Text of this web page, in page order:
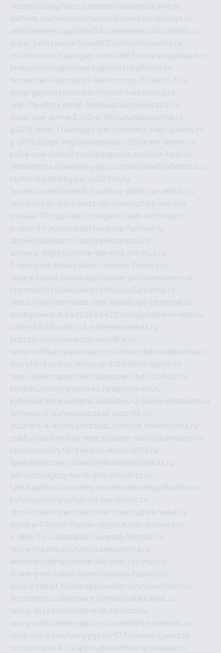
neznobi.rubigfatcc.ru habble.rustarbucksvia.ru
delfinet.rusilvernano.ruelestal.ruvektor-doroga.ru
velotrenajery.rupronso54.ru lenasever.ru lovinskix.ru
show-pets.rusmartnews03.rudiscofoxworld.ru
miraclecoon.rupongup.ru hostel65.ru liura.ruglasspb.ru
firehunters.rugribowo.rugnalis.rubulkitula.ru
hometown-france.ru1-xbeticricetc-1-xbetti-5.ru
shop-garena.rucricetc-1-xbetr-1-xbetcc-2.ru
one-life-story.rutop-halyava.ruaccounts112.ru
poka-vse-doma-2.ru3-d-file.ru hahahaharms.ru
g2012.rutst-1.rushaggy-cat.ruopsmgr.ruev-gallery.ru
g-2012.ruops-mgr.ruaccounts-112.rucsm-demo.ru
poka-vse-doma2.ruairgungames.ruallseo-host.ru
tehosmotre.ruvarieta-yug.rucricetc1xbetr1xbetcc2.ru
raytor-d.ruatillagunn.ru3d-file.ru
1xbeticricetc1xbetti5.ruuafoot-statti.rue-abis1c.ru
store-brawl-stars.rukts-services.rudark-sand.ru
sindika-01.rusp-life.rux-legion.rusib-archives.ru
e-abis-1-c.rusindika01.ruvenda-festival.ru
store-brawlstars.rudooraleksandria.ru
antenna-highly.ru mine-lab-msk.ru1-mus.ru
3-sex-porn.ruban-damn.rupurse-factory.ru
viagra-tablet.rufasbags.ruadler-jun.rubandamn.ru
fincontech.ru3sexporn.ru1mus.rudarksand.ru
rebus-toys.ru minelab-msk.rualabuga-cityhotel.ru
medsprawo-4-ka.ru2864420.rublagodarenie-spb.ru
zajmy24.rutovudyi-4-kuhnyanazakaz.ru
brazzerscom.ru medsprawo4ka.ru
xehyroo5kuhnyanazakaz.rufabrikayfabrikaefabrika.ru
vskrytie-zamkov-moskva-113.rubiletnadom.ru
zed-online.rupimchax.rubrazzers-hd.ruz-host.ru
kitubeu2kuhnyanazakaz.ru naperekate.ru
kuhnyaofabrikaufabrik.rukitubeu-2-kuhnyanazakaz.ru
xehyroo-5-kuhnyanazakaz.rucs-68.ru
guzywia-4-kuhnyanazakaz.ru mir-tk.ruvlknrussia.ru
cs68.ruvladivostok-map.ruvideo-seks.rubankaribi.ru
raszar.ruvskrytie-zamkov-moskva113.ru
lipetsktelecom.rutovudyi4kuhnyanazakaz.ru
seksuzb.ruguzywia4kuhnyanazakaz.ru
fabrikaofabrikaokuhny.rukuhnyaekuhnyaafabrika.ru
kuhnyaykuhnyayfabrika.rue-abis1c.ru
store-brawl-stars.rukts-services.rudark-sand.ru
sindika-01.rusp-life.rux-legion.rusib-archives.ru
e-abis-1-c.rusindika01.ruvenda-festival.ru
store-brawlstars.rudooraleksandria.ru
antenna-highly.ru mine-lab-msk.ru1-mus.ru
3-sex-porn.ruban-damn.rupurse-factory.ru
viagra-tablet.rufasbags.ruadler-jun.rubandamn.ru
fincontech.ru3sexporn.ru1mus.rudarksand.ru
rebus-toys.ru minelab-msk.ru rtdco.ru
seo-prodvizhenie-sajtov-stroitelnyh-kompanij.ru
card-voice.ru rulonnyygazon177.rusnow-guard.ru
domizbrusa-9x12spb.rudemaholding.ruaalse.ru